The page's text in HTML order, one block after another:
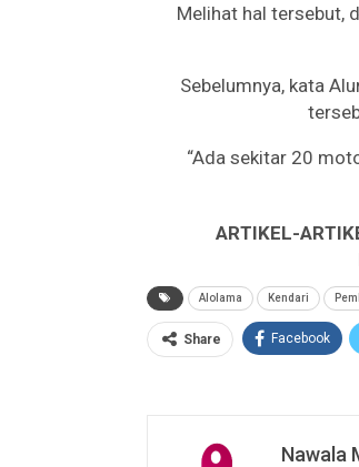
Melihat hal tersebut,
Sebelumnya, kata
“Ada sekitar 20
ARTIKEL-
Alolama Kendari
Share Facebook
Nawala